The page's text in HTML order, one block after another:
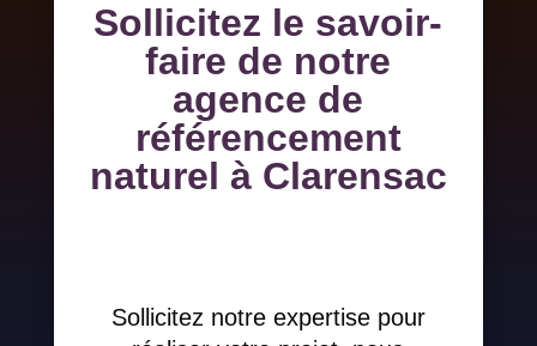
Sollicitez le savoir-
faire de notre
agence de
référencement
naturel à Clarensac
Sollicitez notre expertise pour